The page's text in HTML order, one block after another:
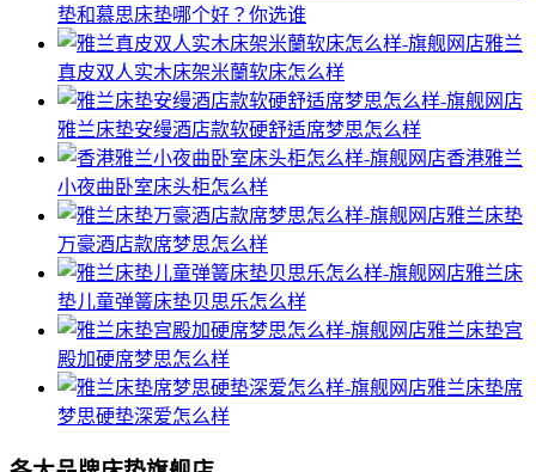
垫和慕思床垫哪个好？你选谁
雅兰
真皮双人实木床架米蘭软床怎么样
雅兰床垫安缦酒店款软硬舒适席梦思怎么样
香港雅兰
小夜曲卧室床头柜怎么样
雅兰床垫
万豪酒店款席梦思怎么样
雅兰床
垫儿童弹簧床垫贝思乐怎么样
雅兰床垫宫
殿加硬席梦思怎么样
雅兰床垫席
梦思硬垫深爱怎么样